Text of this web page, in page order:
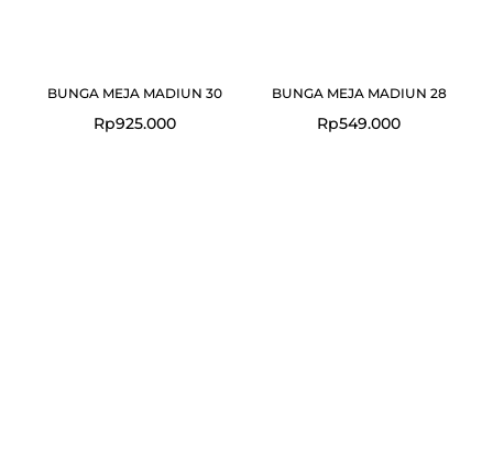
BUNGA MEJA MADIUN 30
Rp925.000
BUNGA MEJA MADIUN 28
Rp549.000